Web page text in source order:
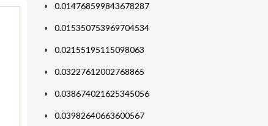
0.014768599843678287
0.015350753969704534
0.02155195115098063
0.03227612002768865
0.038674021625345056
0.03982640663600567